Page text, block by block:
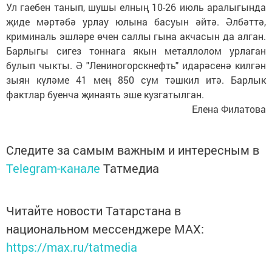
Ул гаебен танып, шушы елның 10-26 июль аралыгында
җиде мәртәбә урлау юлына басуын әйтә. Әлбәттә,
криминаль эшләре өчен саллы гына акчасын да алган.
Барлыгы сигез тоннага якын металлолом урлаган
булып чыкты. Ә "Лениногорскнефть" идарәсенә килгән
зыян күләме 41 мең 850 сум тәшкил итә. Барлык
фактлар буенча җинаять эше кузгатылган.
Елена Филатова
Следите за самым важным и интересным в
Telegram-канале Татмедиа
Читайте новости Татарстана в
национальном мессенджере MАХ:
https://max.ru/tatmedia